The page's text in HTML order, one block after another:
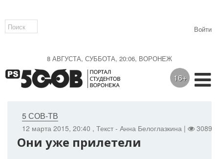
8 АВГУСТА, СУББОТА, 20:06, ВОРОНЕЖ
Войти
16+
12 марта 2015, 20:40 , Текст - Анна Белоглазкина | 3089 |
5 СОВ-ТВ
Они уже прилетели